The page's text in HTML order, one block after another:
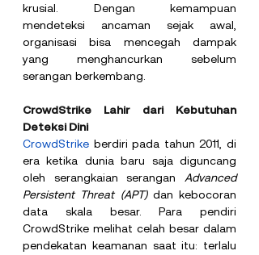
krusial. Dengan kemampuan
mendeteksi ancaman sejak awal,
organisasi bisa mencegah dampak
yang menghancurkan sebelum
serangan berkembang.
CrowdStrike Lahir dari Kebutuhan
Deteksi Dini
CrowdStrike berdiri pada tahun 2011, di
era ketika dunia baru saja diguncang
oleh serangkaian serangan Advanced
Persistent Threat (APT) dan kebocoran
data skala besar. Para pendiri
CrowdStrike melihat celah besar dalam
pendekatan keamanan saat itu: terlalu